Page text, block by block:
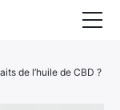
de l’huile de CBD ?